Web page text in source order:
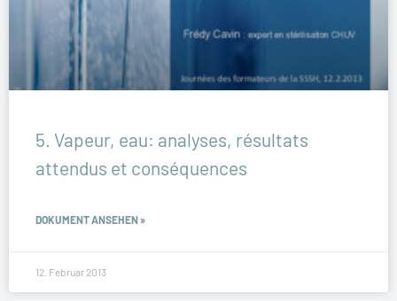
5. Vapeur, eau: analyses, résultats
attendus et conséquences
DOKUMENT ANSEHEN »
12. Februar 2013